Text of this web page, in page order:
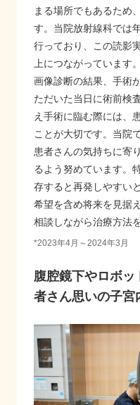
まる場所でもあるため
す。当院放射線科では
行っており、この読影
上につながっています。
画像診断の結果、手術
ただいた当日に術前検
え手術に臨む際には、
ことが大切です。当院
患者さんの気持ちに寄
るよう努めています。
存すると再発しやすい
希望を含め将来を見据
相談しながら治療方法
*2023年4月～2024年3月
腹腔鏡下やロボ
者さん思いの子宮